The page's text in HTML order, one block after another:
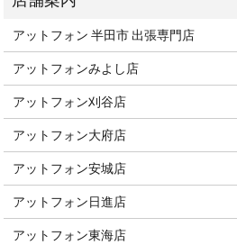
アットフォン 半田市 出張専門店
アットフォンみよし店
アットフォン刈谷店
アットフォン大府店
アットフォン安城店
アットフォン日進店
アットフォン東海店